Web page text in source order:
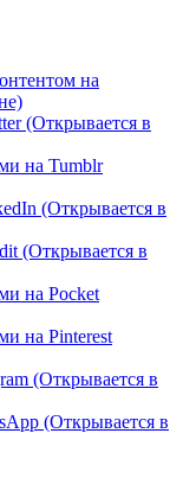
на
(Открывается в
на Tumblr
(Открывается в
(Открывается в
на Pocket
на Pinterest
(Открывается в
(Открывается в